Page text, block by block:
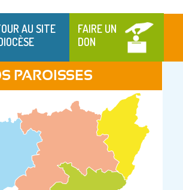
AU SITE
FAIRE UN
DON
PAROISSES